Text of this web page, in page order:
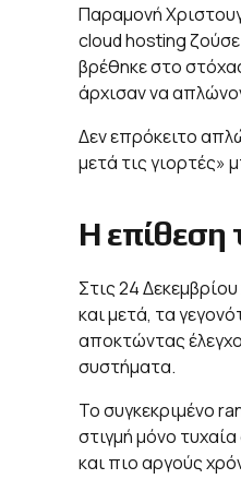
Παραμονή
cloud hosting
βρέθηκε στο
άρχισαν να
Δεν επρόκειτο
μετά τις γιορτές»
Η επίθεση
Στις 24
και μετά, τα
αποκτώντας
συστήματα.
Το συγκεκριμένο
στιγμή μόνο
και πιο αργούς